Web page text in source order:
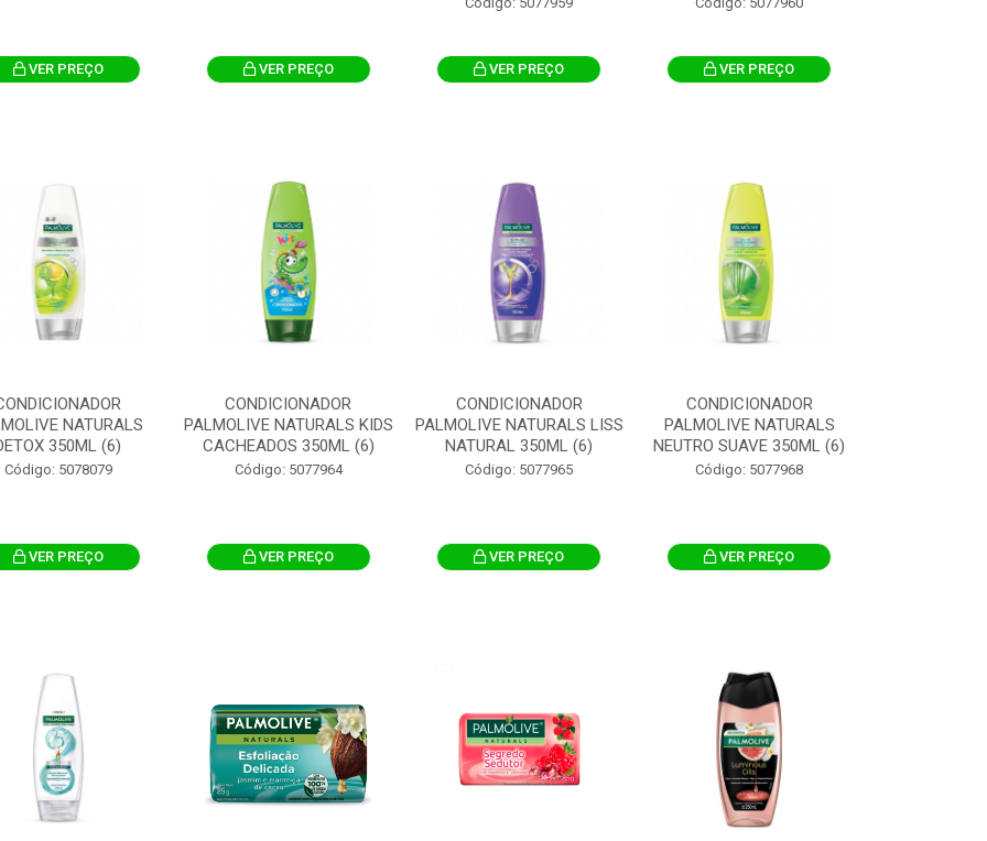
VER PREÇO VER PREÇO VER PREÇO VER PREÇO
NATURALS
350ML (6)
Código: 5078079
VER PREÇO
CONDICIONADOR
PALMOLIVE NATURALS KIDS
CACHEADOS 350ML (6)
Código: 5077964
VER PREÇO
CONDICIONADOR
PALMOLIVE NATURALS LISS
NATURAL 350ML (6)
Código: 5077965
VER PREÇO
CONDICIONADOR
PALMOLIVE NATURALS
NEUTRO SUAVE 350ML (6)
Código: 5077968
VER PREÇO